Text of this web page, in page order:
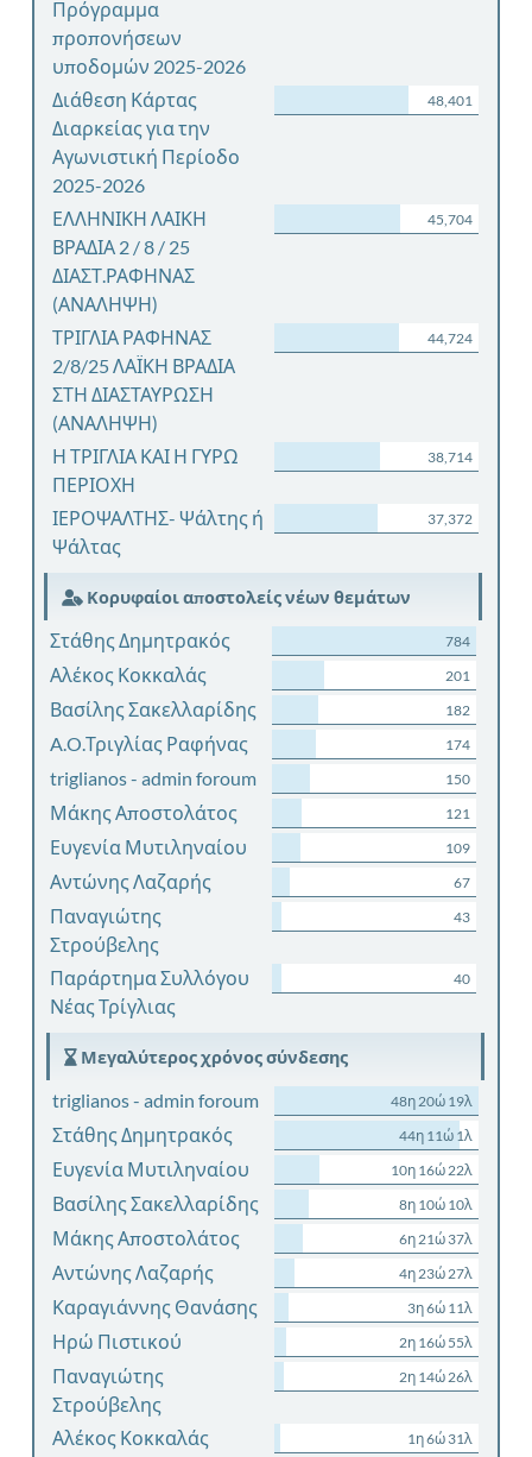
Πρόγραμμα
προπονήσεων
υποδομών 2025-2026
Διάθεση Κάρτας
Διαρκείας για την
Αγωνιστική Περίοδο
2025-2026
48,401
ΕΛΛΗΝΙΚΗ ΛΑΙΚΗ
ΒΡΑΔΙΑ 2 / 8 / 25
ΔΙΑΣΤ.ΡΑΦΗΝΑΣ
(ΑΝΑΛΗΨΗ)
45,704
ΤΡΙΓΛΙΑ ΡΑΦΗΝΑΣ
2/8/25 ΛΑΪΚΗ ΒΡΑΔΙΑ
ΣΤΗ ΔΙΑΣΤΑΥΡΩΣΗ
(ΑΝΑΛΗΨΗ)
44,724
Η ΤΡΙΓΛΙΑ ΚΑΙ Η ΓΥΡΩ
ΠΕΡΙΟΧΗ
38,714
ΙΕΡΟΨΑΛΤΗΣ- Ψάλτης ή
Ψάλτας
37,372
Κορυφαίοι αποστολείς νέων θεμάτων
Στάθης Δημητρακός 784
Αλέκος Κοκκαλάς 201
Βασίλης Σακελλαρίδης 182
A.O.Τριγλίας Ραφήνας 174
triglianos - admin foroum 150
Μάκης Αποστολάτος 121
Ευγενία Μυτιληναίου 109
Αντώνης Λαζαρής 67
Παναγιώτης
Στρούβελης
43
Παράρτημα Συλλόγου
Νέας Τρίγλιας
40
Μεγαλύτερος χρόνος σύνδεσης
triglianos - admin foroum 48η 20ώ 19λ
Στάθης Δημητρακός 44η 11ώ 1λ
Ευγενία Μυτιληναίου 10η 16ώ 22λ
Βασίλης Σακελλαρίδης 8η 10ώ 10λ
Μάκης Αποστολάτος 6η 21ώ 37λ
Αντώνης Λαζαρής 4η 23ώ 27λ
Καραγιάννης Θανάσης 3η 6ώ 11λ
Ηρώ Πιστικού 2η 16ώ 55λ
Παναγιώτης
Στρούβελης
2η 14ώ 26λ
Αλέκος Κοκκαλάς 1η 6ώ 31λ